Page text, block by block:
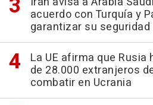
acuerdo con Turquía y
garantizar su seguridad
La UE afirma que
de 28.000 extranjeros
combatir en Ucrania